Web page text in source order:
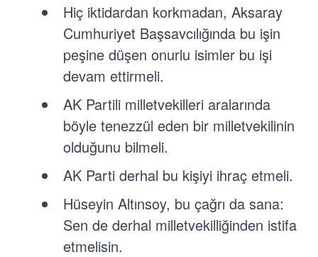
Hiç iktidardan korkmadan, Aksaray
Cumhuriyet Başsavcılığında bu işin
peşine düşen onurlu isimler bu işi
devam ettirmeli.
AK Partili milletvekilleri aralarında
böyle tenezzül eden bir milletvekilinin
olduğunu bilmeli.
AK Parti derhal bu kişiyi ihraç etmeli.
Hüseyin Altınsoy, bu çağrı da sana:
Sen de derhal milletvekilliğinden istifa
etmelisin.